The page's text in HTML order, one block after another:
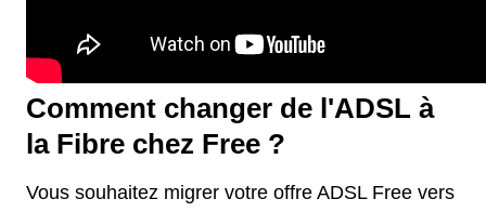
Comment changer de l'ADSL à
la Fibre chez Free ?
Vous souhaitez migrer votre offre ADSL Free vers